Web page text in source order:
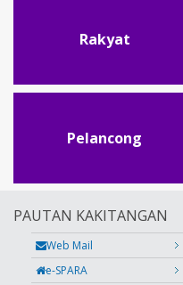
Rakyat
Pelancong
PAUTAN KAKITANGAN
Web Mail
e-SPARA